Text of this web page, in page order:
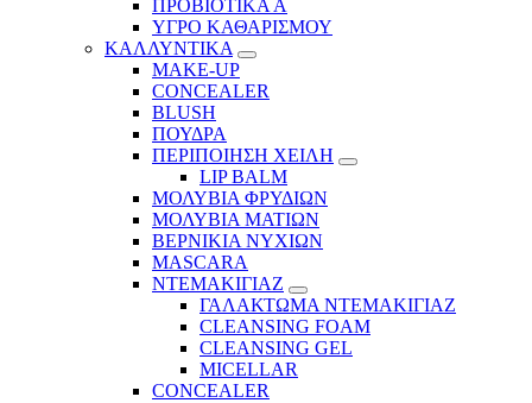
ΠΡΟΒΙΟΤΙΚΑ Α
ΥΓΡΟ ΚΑΘΑΡΙΣΜΟΥ
ΚΑΛΛΥΝΤΙΚΑ
MAKE-UP
CONCEALER
BLUSH
ΠΟΥΔΡΑ
ΠΕΡΙΠΟΙΗΣΗ ΧΕΙΛΗ
LIP BALM
ΜΟΛΥΒΙΑ ΦΡΥΔΙΩΝ
ΜΟΛΥΒΙΑ ΜΑΤΙΩΝ
ΒΕΡΝΙΚΙΑ ΝΥΧΙΩΝ
MASCARA
ΝΤΕΜΑΚΙΓΙΑΖ
ΓΑΛΑΚΤΩΜΑ ΝΤΕΜΑΚΙΓΙΑΖ
CLEANSING FOAM
CLEANSING GEL
MICELLAR
CONCEALER